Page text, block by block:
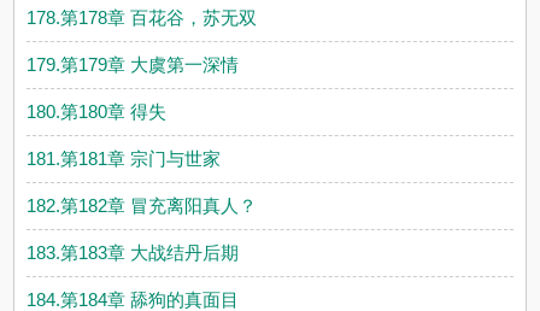
178.第178章 百花谷，苏无双
179.第179章 大虞第一深情
180.第180章 得失
181.第181章 宗门与世家
182.第182章 冒充离阳真人？
183.第183章 大战结丹后期
184.第184章 舔狗的真面目